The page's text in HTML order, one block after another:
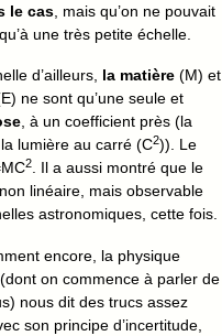
le cas , mais qu’on ne pouvait
une très petite échelle.
d’ailleurs, la matière (M) et
ne sont qu’une seule et
, à un coefficient près (la
lumière au carré (C2)). Le
2. Il a aussi montré que le
linéaire, mais observable
astronomiques, cette fois.
encore, la physique
on commence à parler de
nous dit des trucs assez
son principe d’incertitude,